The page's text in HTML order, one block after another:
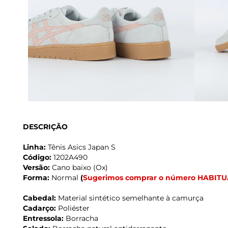
DESCRIÇÃO
Linha: Tênis Asics Japan S
Código: 1202A490
Versão: Cano baixo (Ox)
Forma: Normal (Sugerimos comprar o número
Cabedal: Material sintético semelhante à camurça
Cadarço: Poliéster
Entressola: Borracha